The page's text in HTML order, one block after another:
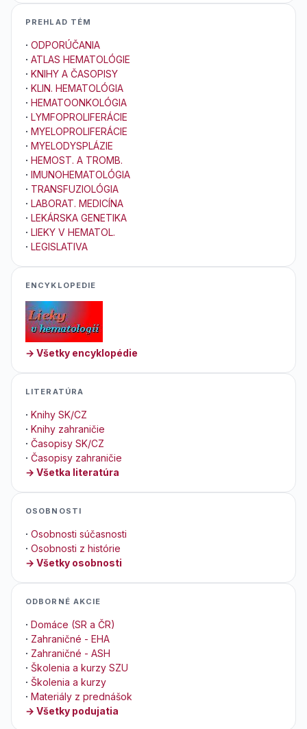
PREHLAD TÉM
· ODPORÚČANIA
· ATLAS HEMATOLÓGIE
· KNIHY A ČASOPISY
· KLIN. HEMATOLÓGIA
· HEMATOONKOLÓGIA
· LYMFOPROLIFERÁCIE
· MYELOPROLIFERÁCIE
· MYELODYSPLÁZIE
· HEMOST. A TROMB.
· IMUNOHEMATOLÓGIA
· TRANSFUZIOLÓGIA
· LABORAT. MEDICÍNA
· LEKÁRSKA GENETIKA
· LIEKY V HEMATOL.
· LEGISLATIVA
ENCYKLOPEDIE
→ Všetky encyklopédie
LITERATÚRA
· Knihy SK/CZ
· Knihy zahraničie
· Časopisy SK/CZ
· Časopisy zahraničie
→ Všetka literatúra
OSOBNOSTI
· Osobnosti súčasnosti
· Osobnosti z histórie
→ Všetky osobnosti
ODBORNÉ AKCIE
· Domáce (SR a ČR)
· Zahraničné - EHA
· Zahraničné - ASH
· Školenia a kurzy SZU
· Školenia a kurzy
· Materiály z prednášok
→ Všetky podujatia